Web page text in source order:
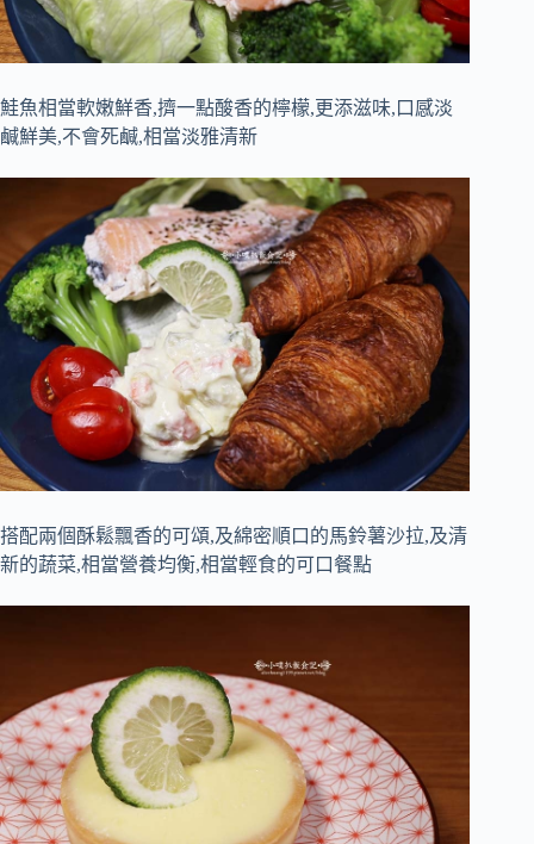
鮭魚相當軟嫩鮮香,擠一點酸香的檸檬,更添滋味,口感淡
鹹鮮美,不會死鹹,相當淡雅清新
搭配兩個酥鬆飄香的可頌,及綿密順口的馬鈴薯沙拉,及清
新的蔬菜,相當營養均衡,相當輕食的可口餐點